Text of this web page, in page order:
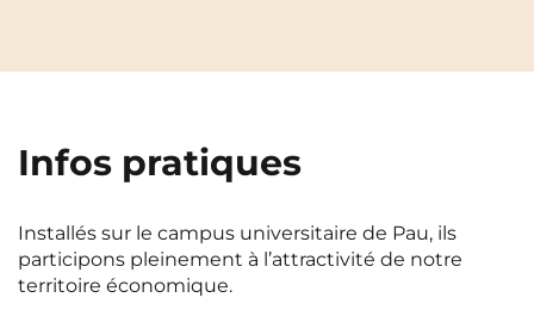
Lomme Lyon
Nantes Nîmes
Infos pratiques
Installés sur le campus universitaire de Pau, ils
participons pleinement à l’attractivité de notre
territoire économique.